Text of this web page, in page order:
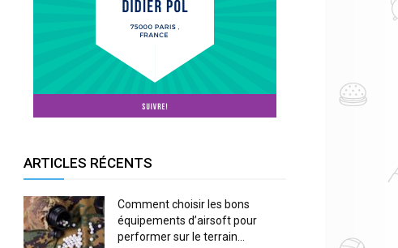
ARTICLES RÉCENTS
Comment choisir les bons
équipements d’airsoft pour
performer sur le terrain...